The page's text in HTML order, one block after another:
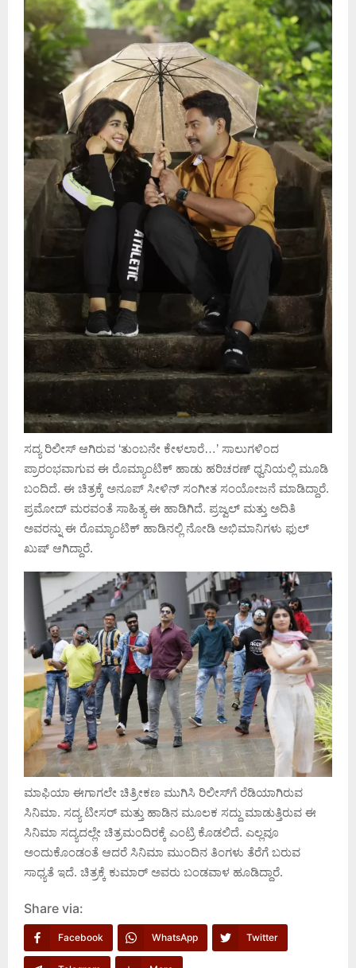
ಸದ್ಯ ರಿಲೀಸ್ ಆಗಿರುವ ‘ತುಂಬನೇ ಕೇಳಲಾರೆ…’ ಸಾಲುಗಳಿಂದ
ಪ್ರಾರಂಭವಾಗುವ ಈ ರೊಮ್ಯಾಂಟಿಕ್ ಹಾಡು ಹರಿಚರಣ್ ಧ್ವನಿಯಲ್ಲಿ ಮೂಡಿ
ಬಂದಿದೆ. ಈ ಚಿತ್ರಕ್ಕೆ ಅನೂಪ್ ಸೀಳಿನ್ ಸಂಗೀತ ಸಂಯೋಜನೆ ಮಾಡಿದ್ದಾರೆ.
ಪ್ರಮೋದ್ ಮರವಂತೆ ಸಾಹಿತ್ಯ ಈ ಹಾಡಿಗಿದೆ. ಪ್ರಜ್ವಲ್ ಮತ್ತು ಅದಿತಿ
ಅವರನ್ನು ಈ ರೊಮ್ಯಾಂಟಿಕ್ ಹಾಡಿನಲ್ಲಿ ನೋಡಿ ಅಭಿಮಾನಿಗಳು ಫುಲ್
ಖುಷ್ ಆಗಿದ್ದಾರೆ.
ಮಾಫಿಯಾ ಈಗಾಗಲೇ ಚಿತ್ರೀಕಣ ಮುಗಿಸಿ ರಿಲೀಸ್‌ಗೆ ರೆಡಿಯಾಗಿರುವ
ಸಿನಿಮಾ. ಸದ್ಯ ಟೀಸರ್ ಮತ್ತು ಹಾಡಿನ ಮೂಲಕ ಸದ್ದು ಮಾಡುತ್ತಿರುವ ಈ
ಸಿನಿಮಾ ಸದ್ಯದಲ್ಲೇ ಚಿತ್ರಮಂದಿರಕ್ಕೆ ಎಂಟ್ರಿ ಕೊಡಲಿದೆ. ಎಲ್ಲವೂ
ಅಂದುಕೊಂಡಂತೆ ಆದರೆ ಸಿನಿಮಾ ಮುಂದಿನ ತಿಂಗಳು ತೆರೆಗೆ ಬರುವ
ಸಾಧ್ಯತೆ ಇದೆ. ಚಿತ್ರಕ್ಕೆ ಕುಮಾರ್ ಅವರು ಬಂಡವಾಳ ಹೂಡಿದ್ದಾರೆ.
Share via:
Facebook WhatsApp Twitter